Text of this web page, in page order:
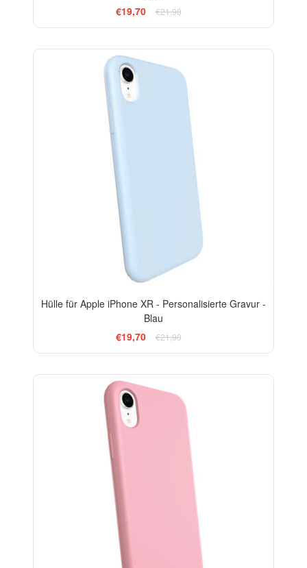
€19,70
€21,90
Hülle für Apple iPhone XR - Personalisierte Gravur -
Blau
€19,70
€21,90